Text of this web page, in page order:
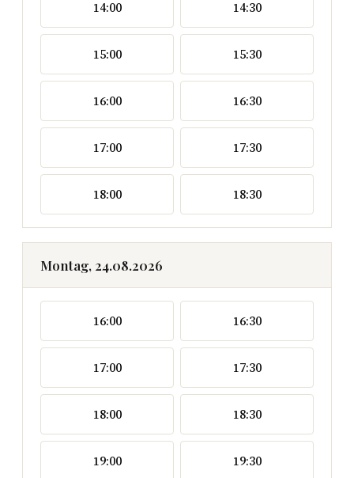
14:00 14:30
15:00 15:30
16:00 16:30
17:00 17:30
18:00 18:30
Montag, 24.08.2026
16:00 16:30
17:00 17:30
18:00 18:30
19:00 19:30